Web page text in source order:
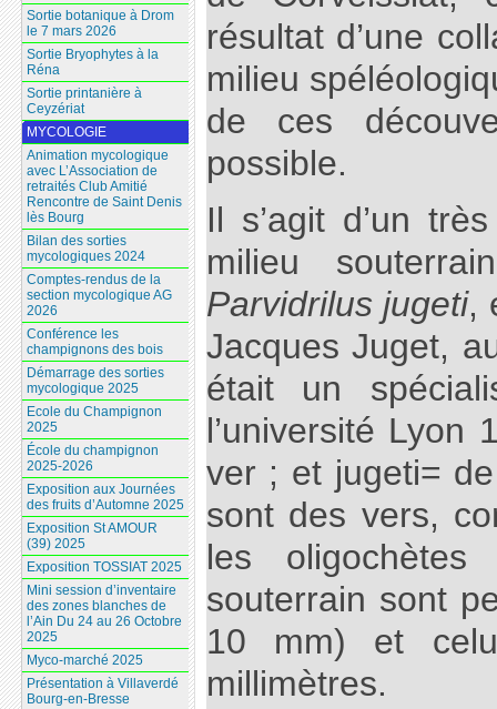
résultat d’une
milieu
de ces
possible.
Il s’agit d’un
milieu
Parvidrilus jugeti,
Jacques Juget,
était un
l’université
ver ; et jugeti=
sont des vers,
les
souterrain sont
10 mm) et
millimètres.
Sortie botanique à Drom
le 7 mars 2026
Sortie Bryophytes à la
Réna
Sortie printanière à
Ceyzériat
MYCOLOGIE
Animation mycologique
avec L’Association de
retraités Club Amitié
Rencontre de Saint Denis
lès Bourg
Bilan des sorties
mycologiques 2024
Comptes-rendus de la
section mycologique AG
2026
Conférence les
champignons des bois
Démarrage des sorties
mycologique 2025
Ecole du Champignon
2025
École du champignon
2025-2026
Exposition aux Journées
des fruits d’Automne 2025
Exposition St AMOUR
(39) 2025
Exposition TOSSIAT 2025
Mini session d’inventaire
des zones blanches de
l’Ain Du 24 au 26 Octobre
2025
Myco-marché 2025
Présentation à Villaverdé
Bourg-en-Bresse